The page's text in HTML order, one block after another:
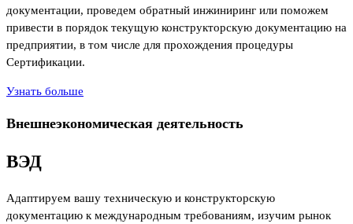
документации, проведем обратный инжиниринг или поможем
привести в порядок текущую конструкторскую документацию на
предприятии, в том числе для прохождения процедуры
Сертификации.
Узнать больше
Внешнеэкономическая деятельность
ВЭД
Адаптируем вашу техническую и конструкторскую
документацию к международным требованиям, изучим рынок